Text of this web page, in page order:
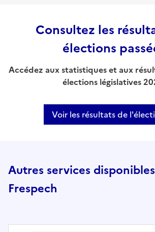
Consultez les
élections
Accédez aux statistiques et aux
élections législatives
Voir les résultats de
Autres services
Frespech